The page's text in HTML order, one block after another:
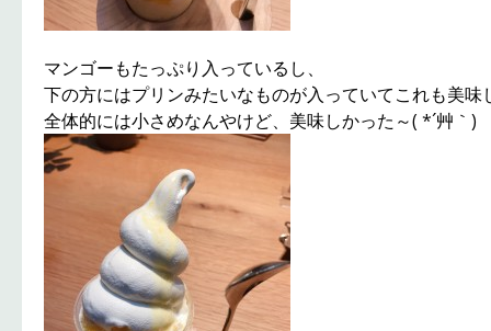
マンゴーもたっぷり入っているし、
下の方にはプリンみたいなものが入っていてこれも美味
全体的には小さめなんやけど、美味しかった～( *´艸｀)